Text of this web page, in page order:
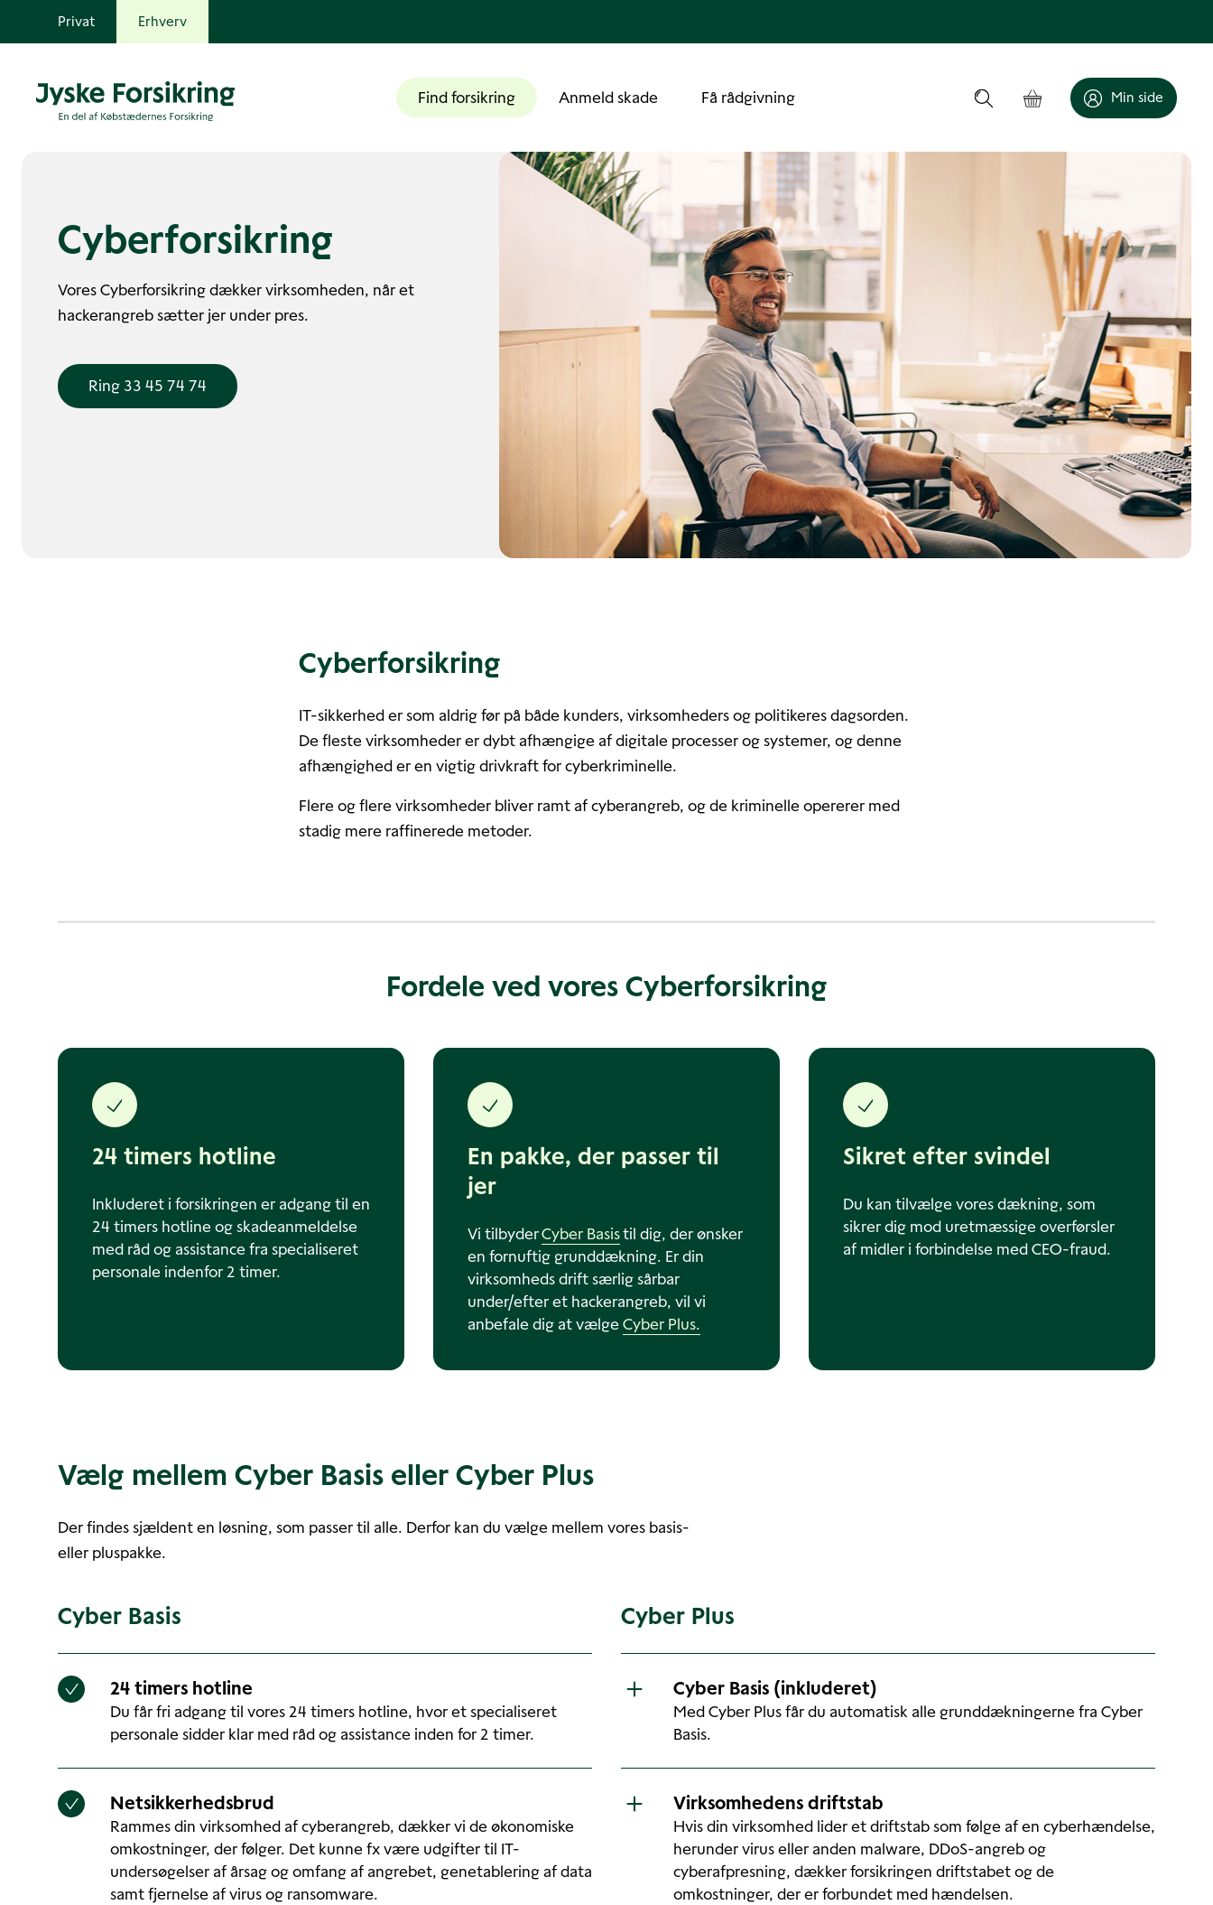
Privat Erhverv
Find forsikring Anmeld skade Få rådgivning Min side
Cyberforsikring
Vores Cyberforsikring dækker virksomheden, når et
hackerangreb sætter jer under pres.
Ring 33 45 74 74
Cyberforsikring
IT-sikkerhed er som aldrig før på både kunders, virksomheders og politikeres dagsorden.
De fleste virksomheder er dybt afhængige af digitale processer og systemer, og denne
afhængighed er en vigtig drivkraft for cyberkriminelle.
Flere og flere virksomheder bliver ramt af cyberangreb, og de kriminelle opererer med
stadig mere raffinerede metoder.
Fordele ved vores Cyberforsikring
24 timers hotline
Inkluderet i forsikringen er adgang til en
24 timers hotline og skadeanmeldelse
med råd og assistance fra specialiseret
personale indenfor 2 timer.
En pakke, der passer til
jer
Vi tilbyderCyber Basistil dig, der ønsker
en fornuftig grunddækning. Er din
virksomheds drift særlig sårbar
under/efter et hackerangreb, vil vi
anbefale dig at vælgeCyber Plus.
Sikret efter svindel
Du kan tilvælge vores dækning, som
sikrer dig mod uretmæssige overførsler
af midler i forbindelse med CEO-fraud.
Vælg mellem Cyber Basis eller Cyber Plus
Der findes sjældent en løsning, som passer til alle. Derfor kan du vælge mellem vores basis-
eller pluspakke.
Cyber Basis
24 timers hotline
Du får fri adgang til vores 24 timers hotline, hvor et specialiseret
personale sidder klar med råd og assistance inden for 2 timer.
Netsikkerhedsbrud
Rammes din virksomhed af cyberangreb, dækker vi de økonomiske
omkostninger, der følger. Det kunne fx være udgifter til IT-
undersøgelser af årsag og omfang af angrebet, genetablering af data
samt fjernelse af virus og ransomware.
Cyber Plus
Cyber Basis (inkluderet)
Med Cyber Plus får du automatisk alle grunddækningerne fra Cyber
Basis.
Virksomhedens driftstab
Hvis din virksomhed lider et driftstab som følge af en cyberhændelse,
herunder virus eller anden malware, DDoS-angreb og
cyberafpresning, dækker forsikringen driftstabet og de
omkostninger, der er forbundet med hændelsen.